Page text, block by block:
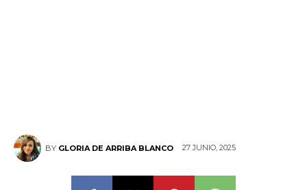
BY GLORIA DE ARRIBA BLANCO 27 JUNIO, 2025